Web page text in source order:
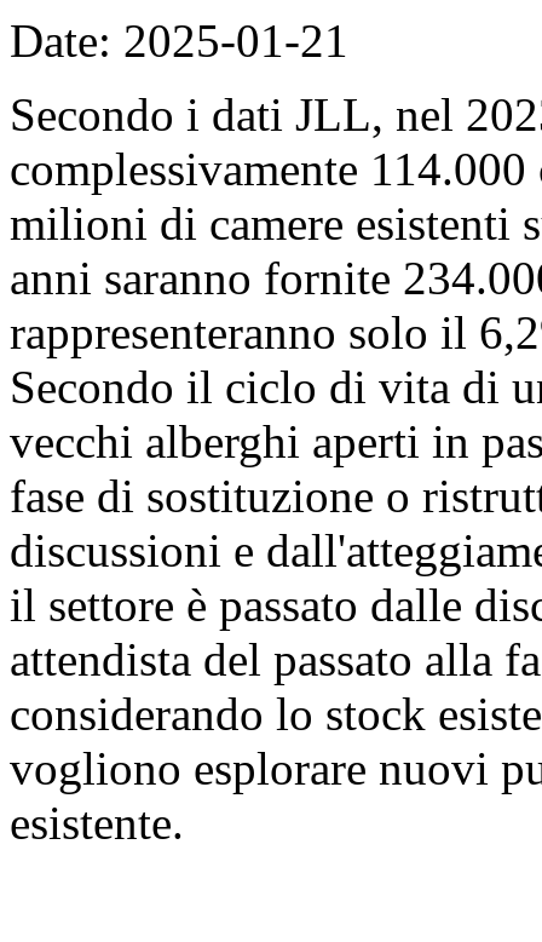
Date: 2025-01-21
Secondo i dati JLL, nel
complessivamente
milioni di camere esistenti
anni saranno fornite
rappresenteranno solo il
Secondo il ciclo di vita di
vecchi alberghi aperti in
fase di sostituzione o
discussioni e
il settore è passato dalle
attendista del passato alla
considerando lo stock
vogliono esplorare nuovi
esistente.